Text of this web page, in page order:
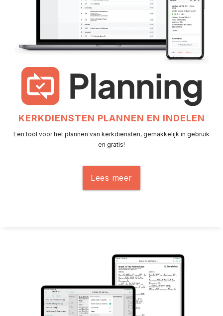
KERKDIENSTEN PLANNEN EN INDELEN
Een tool voor het plannen van kerkdiensten, gemakkelijk in gebruik
en gratis!
Lees meer